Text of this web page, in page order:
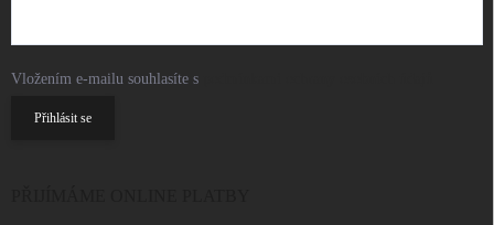
Vložením e-mailu souhlasíte s
Přihlásit se